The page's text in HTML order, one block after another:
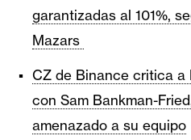
garantizadas al 101%,
Mazars
CZ de Binance critica a
con Sam Bankman-
amenazado a su equipo